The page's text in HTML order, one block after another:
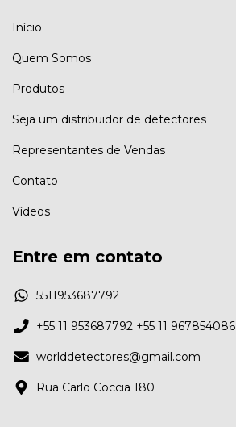
Início
Quem Somos
Produtos
Seja um distribuidor de detectores
Representantes de Vendas
Contato
Vídeos
Entre em contato
5511953687792
+55 11 953687792 +55 11 967854086
worlddetectores@gmail.com
Rua Carlo Coccia 180